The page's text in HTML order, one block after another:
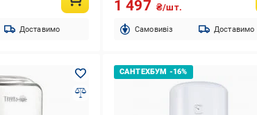
Доставимо
1 497 ₴/шт.
Cамовивіз Доставимо